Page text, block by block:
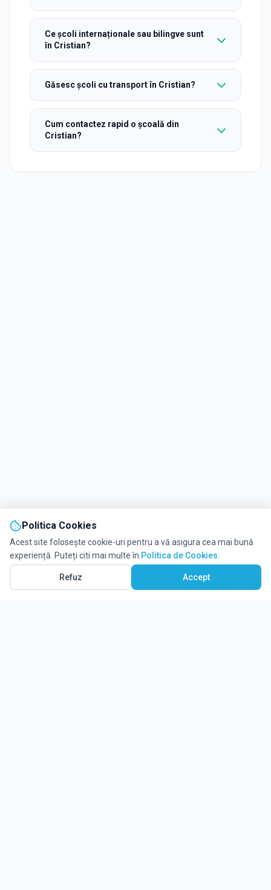
Ce școli internaționale sau bilingve sunt
în Cristian?
Găsesc școli cu transport în Cristian?
Cum contactez rapid o școală din
Cristian?
Politica Cookies
Acest site folosește cookie-uri pentru a vă asigura cea mai bună
experiență. Puteți citi mai multe în Politica de Cookies
Refuz Accept